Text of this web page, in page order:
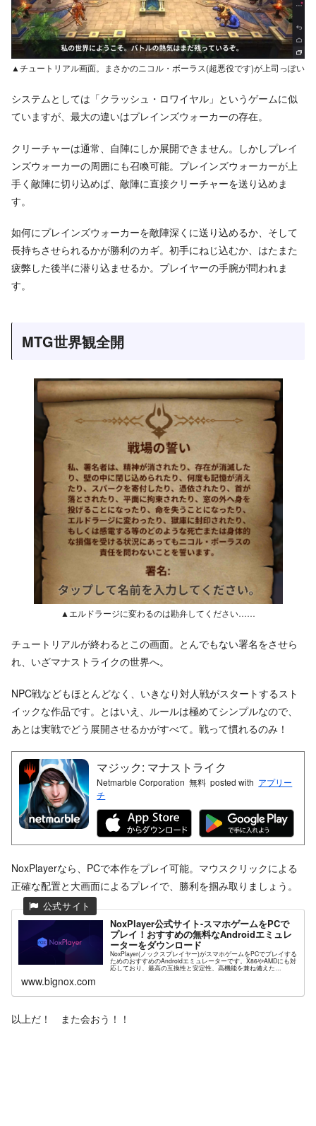
▲チュートリアル画面。まさかのニコル・ボーラス(超悪役です)が上司っぽい
システムとしては「クラッシュ・ロワイヤル」というゲームに似
ていますが、最大の違いはプレインズウォーカーの存在。
クリーチャーは通常、自陣にしか展開できません。しかしプレイ
ンズウォーカーの周囲にも召喚可能。プレインズウォーカーが上
手く敵陣に切り込めば、敵陣に直接クリーチャーを送り込めま
す。
如何にプレインズウォーカーを敵陣深くに送り込めるか、そして
長持ちさせられるかが勝利のカギ。初手にねじ込むか、はたまた
疲弊した後半に潜り込ませるか。プレイヤーの手腕が問われま
す。
MTG世界観全開
▲エルドラージに変わるのは勘弁してください……
チュートリアルが終わるとこの画面。とんでもない署名をさせら
れ、いざマナストライクの世界へ。
NPC戦などもほとんどなく、いきなり対人戦がスタートするスト
イックな作品です。とはいえ、ルールは極めてシンプルなので、
あとは実戦でどう展開させるかがすべて。戦って慣れるのみ！
マジック: マナストライク
Netmarble Corporation 無料 posted with アプリー
チ
NoxPlayerなら、PCで本作をプレイ可能。マウスクリックによる
正確な配置と大画面によるプレイで、勝利を掴み取りましょう。
NoxPlayer公式サイト-スマホゲームをPCで
プレイ！おすすめの無料なAndroidエミュレ
ーターをダウンロード
NoxPlayer(ノックスプレイヤー)がスマホゲームをPCでプレイする
ためのおすすめのAndroidエミュレーターです。X86やAMDにも対
応しており、最高の互換性と安定性、高機能を兼ね備えた
www.bignox.com
以上だ！ また会おう！！